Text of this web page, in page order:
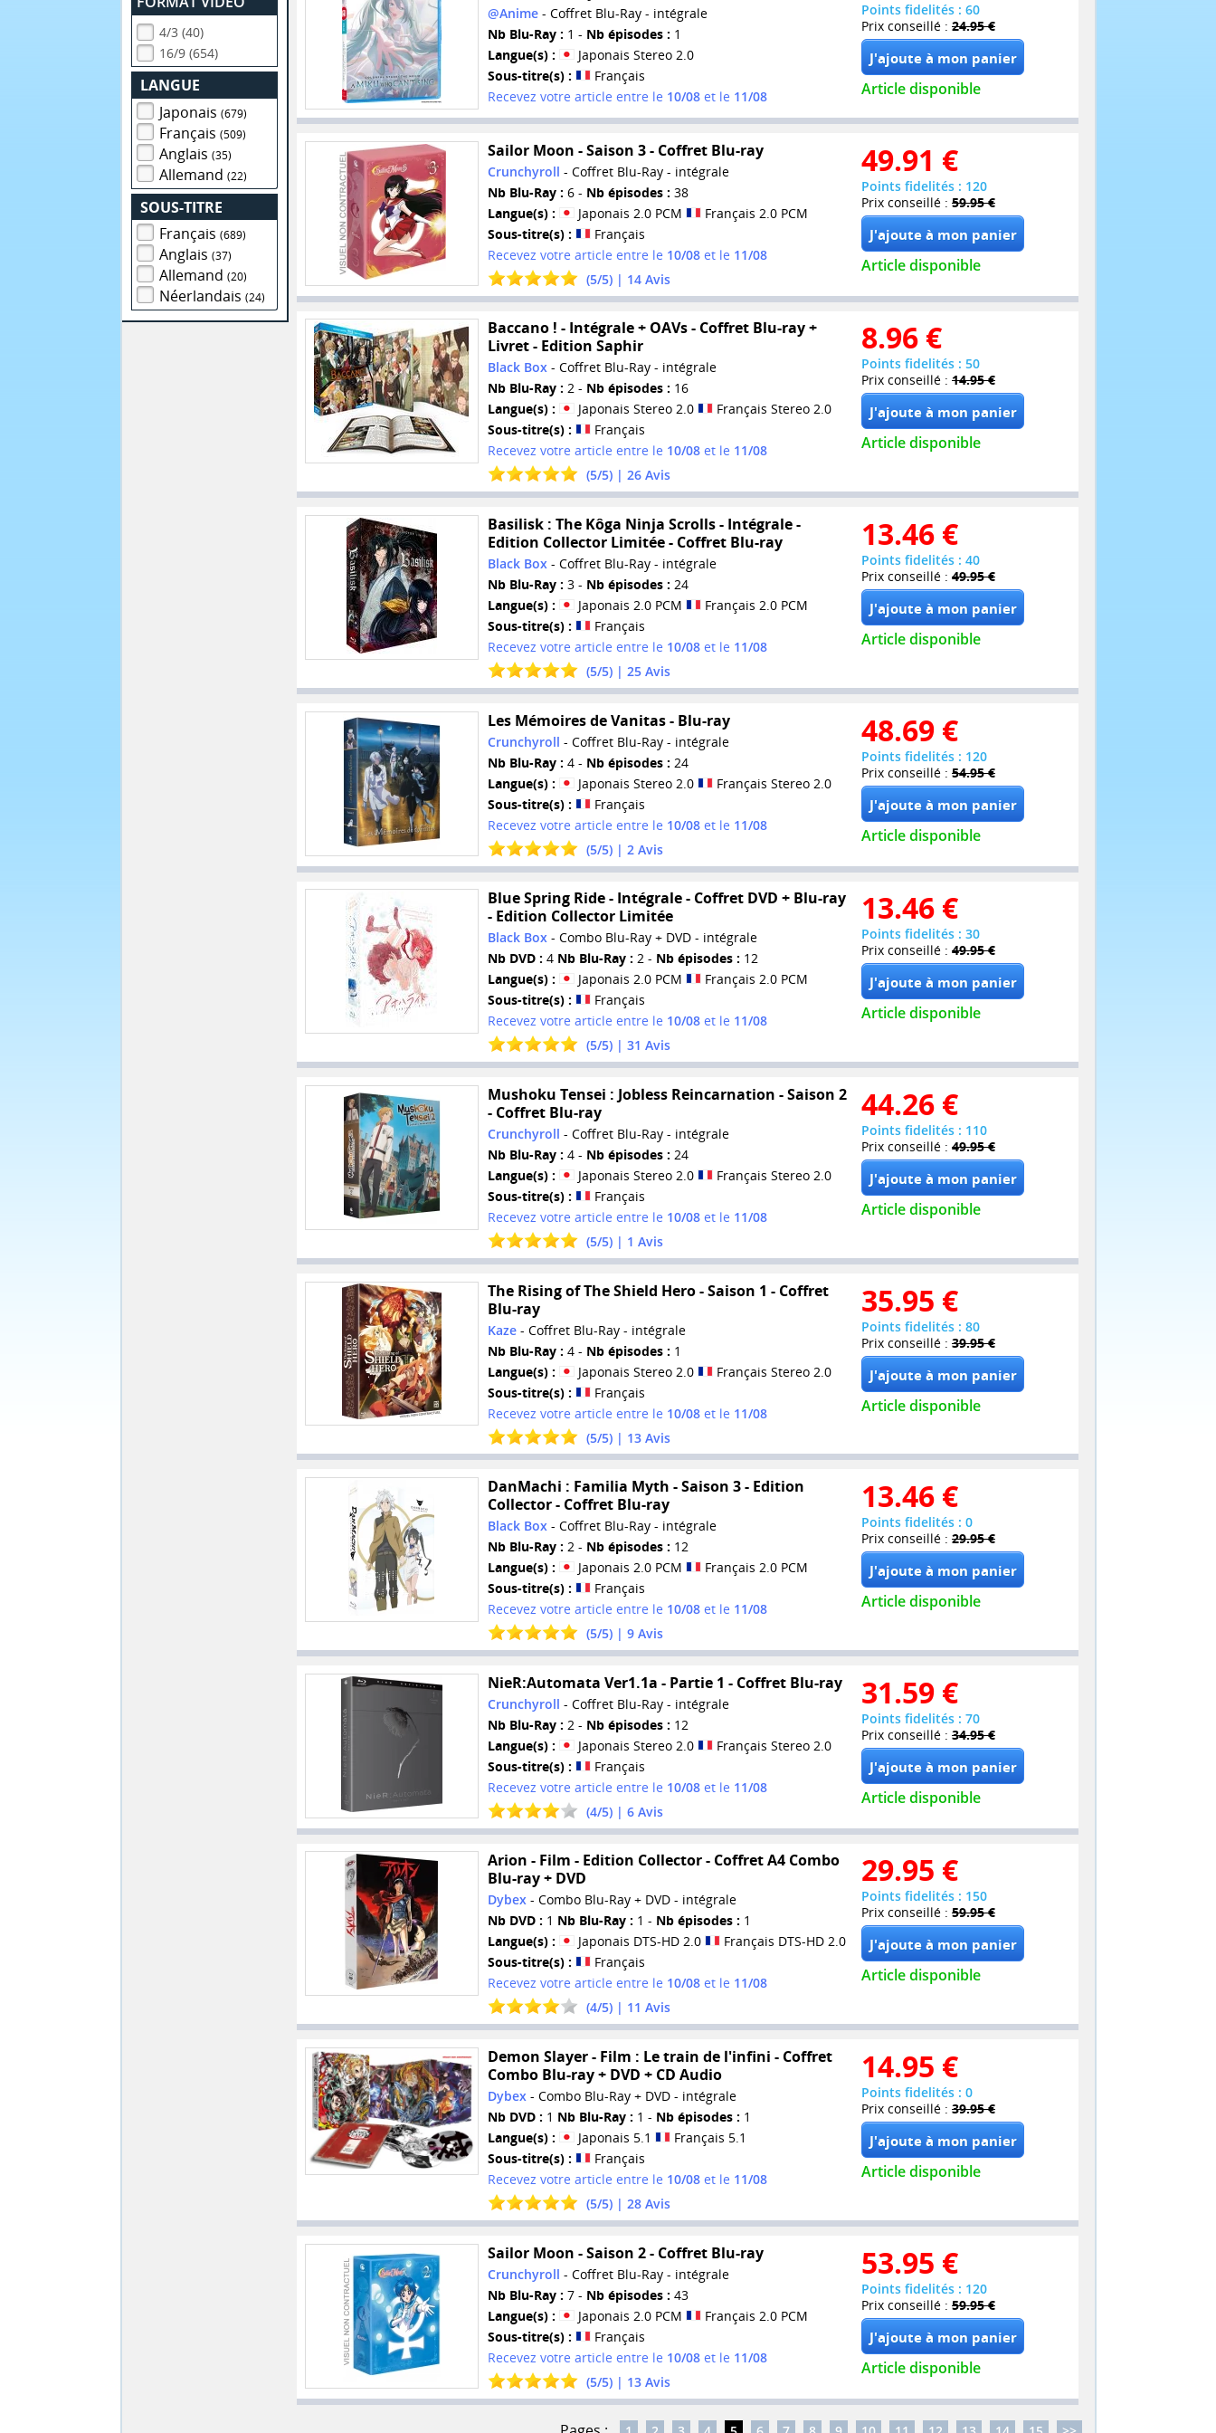
4/3 (40)
16/9 (654)
LANGUE
Japonais(679)
Français(509)
Anglais(35)
Allemand(22)
SOUS-TITRE
Français(689)
Anglais(37)
Allemand(20)
Néerlandais(24)
@Anime- Coffret Blu-Ray - intégrale
Nb Blu-Ray : 1 - Nb épisodes : 1
Langue(s) :
Japonais Stereo 2.0
Sous-titre(s) :
Français
Recevez votre article entre le 10/08et le 11/08
Points fidelités : 60
Prix conseillé : 24.95 €
Article disponible
Sailor Moon - Saison 3 - Coffret Blu-ray
Crunchyroll - Coffret Blu-Ray - intégrale
Nb Blu-Ray : 6 - Nb épisodes : 38
Langue(s) :
Japonais 2.0 PCM
Français 2.0 PCM
Sous-titre(s) :
Français
Recevez votre article entre le 10/08et le 11/08
(5/5) | 14Avis
49.91 €
Points fidelités : 120
Prix conseillé : 59.95 €
Article disponible
Baccano ! - Intégrale + OAVs - Coffret Blu-ray +
Livret - Edition Saphir
Black Box- Coffret Blu-Ray - intégrale
Nb Blu-Ray : 2 - Nb épisodes : 16
Langue(s) :
Japonais Stereo 2.0
Français Stereo 2.0
Sous-titre(s) :
Français
Recevez votre article entre le 10/08et le 11/08
(5/5) | 26Avis
8.96 €
Points fidelités : 50
Prix conseillé : 14.95 €
Article disponible
Basilisk : The Kôga Ninja Scrolls - Intégrale -
Edition Collector Limitée - Coffret Blu-ray
Black Box- Coffret Blu-Ray - intégrale
Nb Blu-Ray : 3 - Nb épisodes : 24
Langue(s) :
Japonais 2.0 PCM
Français 2.0 PCM
Sous-titre(s) :
Français
Recevez votre article entre le 10/08et le 11/08
(5/5) | 25Avis
13.46 €
Points fidelités : 40
Prix conseillé : 49.95 €
Article disponible
Les Mémoires de Vanitas - Blu-ray
Crunchyroll - Coffret Blu-Ray - intégrale
Nb Blu-Ray : 4 - Nb épisodes : 24
Langue(s) :
Japonais Stereo 2.0
Français Stereo 2.0
Sous-titre(s) :
Français
Recevez votre article entre le 10/08et le 11/08
(5/5) | 2Avis
48.69 €
Points fidelités : 120
Prix conseillé : 54.95 €
Article disponible
Blue Spring Ride - Intégrale - Coffret DVD + Blu-ray
- Edition Collector Limitée
Black Box- Combo Blu-Ray + DVD - intégrale
Nb DVD : 4 Nb Blu-Ray : 2 - Nb épisodes : 12
Langue(s) :
Japonais 2.0 PCM
Français 2.0 PCM
Sous-titre(s) :
Français
Recevez votre article entre le 10/08et le 11/08
(5/5) | 31 Avis
13.46 €
Points fidelités : 30
Prix conseillé : 49.95 €
Article disponible
Mushoku Tensei : Jobless Reincarnation - Saison 2
- Coffret Blu-ray
Crunchyroll - Coffret Blu-Ray - intégrale
Nb Blu-Ray : 4 - Nb épisodes : 24
Langue(s) :
Japonais Stereo 2.0
Français Stereo 2.0
Sous-titre(s) :
Français
Recevez votre article entre le 10/08et le 11/08
(5/5) | 1 Avis
44.26 €
Points fidelités : 110
Prix conseillé : 49.95 €
Article disponible
The Rising of The Shield Hero - Saison 1 - Coffret
Blu-ray
Kaze- Coffret Blu-Ray - intégrale
Nb Blu-Ray : 4 - Nb épisodes : 1
Langue(s) :
Japonais Stereo 2.0
Français Stereo 2.0
Sous-titre(s) :
Français
Recevez votre article entre le 10/08et le 11/08
(5/5) | 13Avis
35.95 €
Points fidelités : 80
Prix conseillé : 39.95 €
Article disponible
DanMachi : Familia Myth - Saison 3 - Edition
Collector - Coffret Blu-ray
Black Box- Coffret Blu-Ray - intégrale
Nb Blu-Ray : 2 - Nb épisodes : 12
Langue(s) :
Japonais 2.0 PCM
Français 2.0 PCM
Sous-titre(s) :
Français
Recevez votre article entre le 10/08et le 11/08
(5/5) | 9Avis
13.46 €
Points fidelités : 0
Prix conseillé : 29.95 €
Article disponible
NieR:Automata Ver1.1a - Partie 1 - Coffret Blu-ray
Crunchyroll - Coffret Blu-Ray - intégrale
Nb Blu-Ray : 2 - Nb épisodes : 12
Langue(s) :
Japonais Stereo 2.0
Français Stereo 2.0
Sous-titre(s) :
Français
Recevez votre article entre le 10/08et le 11/08
(4/5) | 6Avis
31.59 €
Points fidelités : 70
Prix conseillé : 34.95 €
Article disponible
Arion - Film - Edition Collector - Coffret A4 Combo
Blu-ray + DVD
Dybex- Combo Blu-Ray + DVD - intégrale
Nb DVD : 1 Nb Blu-Ray : 1 - Nb épisodes : 1
Langue(s) :
Japonais DTS-HD 2.0
Français DTS-HD 2.0
Sous-titre(s) :
Français
Recevez votre article entre le 10/08et le 11/08
(4/5) | 11 Avis
29.95 €
Points fidelités : 150
Prix conseillé : 59.95 €
Article disponible
Demon Slayer - Film : Le train de l'infini - Coffret
Combo Blu-ray + DVD + CD Audio
Dybex- Combo Blu-Ray + DVD - intégrale
Nb DVD : 1 Nb Blu-Ray : 1 - Nb épisodes : 1
Langue(s) :
Japonais 5.1
Français 5.1
Sous-titre(s) :
Français
Recevez votre article entre le 10/08et le 11/08
(5/5) | 28Avis
14.95 €
Points fidelités : 0
Prix conseillé : 39.95 €
Article disponible
Sailor Moon - Saison 2 - Coffret Blu-ray
Crunchyroll - Coffret Blu-Ray - intégrale
Nb Blu-Ray : 7 - Nb épisodes : 43
Langue(s) :
Japonais 2.0 PCM
Français 2.0 PCM
Sous-titre(s) :
Français
Recevez votre article entre le 10/08et le 11/08
(5/5) | 13Avis
53.95 €
Points fidelités : 120
Prix conseillé : 59.95 €
Article disponible